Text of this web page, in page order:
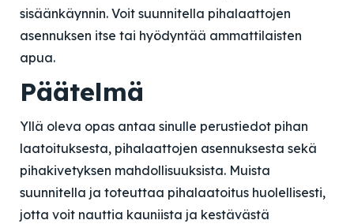
sisäänkäynnin. Voit suunnitella pihalaattojen
asennuksen itse tai hyödyntää ammattilaisten
apua.
Päätelmä
Yllä oleva opas antaa sinulle perustiedot pihan
laatoituksesta, pihalaattojen asennuksesta sekä
pihakivetyksen mahdollisuuksista. Muista
suunnitella ja toteuttaa pihalaatoitus huolellisesti,
jotta voit nauttia kauniista ja kestävästä